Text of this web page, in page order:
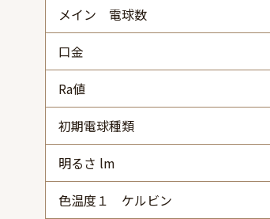
メイン 電球数
口金
Ra値
初期電球種類
明るさ lm
色温度１ ケルビン